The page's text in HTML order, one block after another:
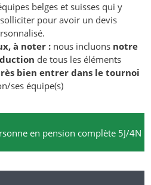
belges et suisses qui y
pour avoir un devis
à noter : nous incluons notre
de tous les éléments
bien entrer dans le tournoi
ses équipe(s)
en pension complète 5J/4N